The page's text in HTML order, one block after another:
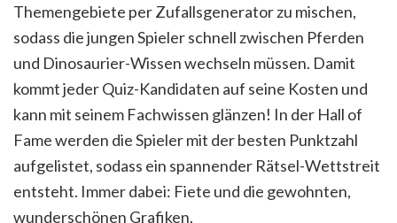
Themengebiete per Zufallsgenerator zu mischen,
sodass die jungen Spieler schnell zwischen Pferden
und Dinosaurier-Wissen wechseln müssen. Damit
kommt jeder Quiz-Kandidaten auf seine Kosten und
kann mit seinem Fachwissen glänzen! In der Hall of
Fame werden die Spieler mit der besten Punktzahl
aufgelistet, sodass ein spannender Rätsel-Wettstreit
entsteht. Immer dabei: Fiete und die gewohnten,
wunderschönen Grafiken.